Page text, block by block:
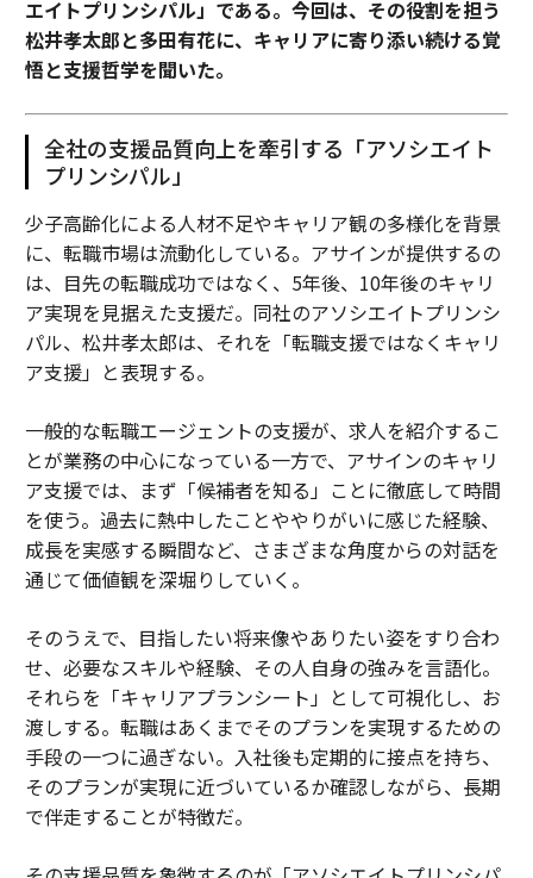
エイトプリンシパル」である。今回は、その役割を担う
松井孝太郎と多田有花に、キャリアに寄り添い続ける覚
悟と支援哲学を聞いた。
全社の支援品質向上を牽引する「アソシエイト
プリンシパル」
少子高齢化による人材不足やキャリア観の多様化を背景
に、転職市場は流動化している。アサインが提供するの
は、目先の転職成功ではなく、5年後、10年後のキャリ
ア実現を見据えた支援だ。同社のアソシエイトプリンシ
パル、松井孝太郎は、それを「転職支援ではなくキャリ
ア支援」と表現する。
一般的な転職エージェントの支援が、求人を紹介するこ
とが業務の中心になっている一方で、アサインのキャリ
ア支援では、まず「候補者を知る」ことに徹底して時間
を使う。過去に熱中したことややりがいに感じた経験、
成長を実感する瞬間など、さまざまな角度からの対話を
通じて価値観を深堀りしていく。
そのうえで、目指したい将来像やありたい姿をすり合わ
せ、必要なスキルや経験、その人自身の強みを言語化。
それらを「キャリアプランシート」として可視化し、お
渡しする。転職はあくまでそのプランを実現するための
手段の一つに過ぎない。入社後も定期的に接点を持ち、
そのプランが実現に近づいているか確認しながら、長期
で伴走することが特徴だ。